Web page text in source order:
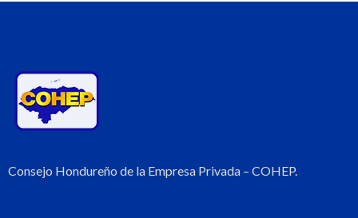
Consejo Hondureño de la Empresa Privada – COHEP.